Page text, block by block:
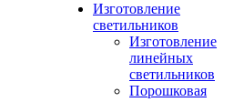
Изготовление
светильников
Изготовление
линейных
светильников
Порошковая